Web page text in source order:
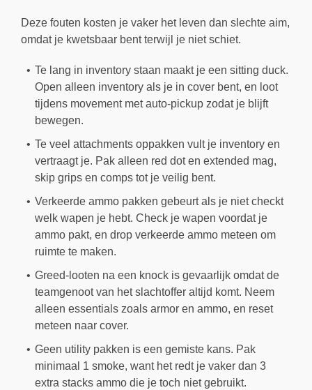
Deze fouten kosten je vaker het leven dan slechte aim,
omdat je kwetsbaar bent terwijl je niet schiet.
Te lang in inventory staan maakt je een sitting duck.
Open alleen inventory als je in cover bent, en loot
tijdens movement met auto-pickup zodat je blijft
bewegen.
Te veel attachments oppakken vult je inventory en
vertraagt je. Pak alleen red dot en extended mag,
skip grips en comps tot je veilig bent.
Verkeerde ammo pakken gebeurt als je niet checkt
welk wapen je hebt. Check je wapen voordat je
ammo pakt, en drop verkeerde ammo meteen om
ruimte te maken.
Greed-looten na een knock is gevaarlijk omdat de
teamgenoot van het slachtoffer altijd komt. Neem
alleen essentials zoals armor en ammo, en reset
meteen naar cover.
Geen utility pakken is een gemiste kans. Pak
minimaal 1 smoke, want het redt je vaker dan 3
extra stacks ammo die je toch niet gebruikt.